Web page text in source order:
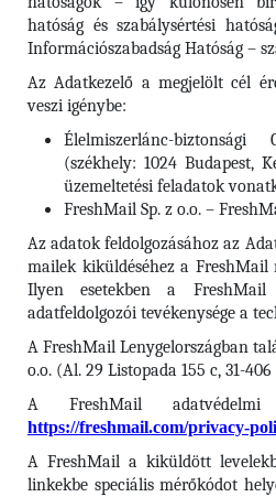
hatóság és szabálysértési
Információszabadság Hatóság –
Az Adatkezelő a megjelölt cél
veszi igénybe:
Élelmiszerlánc-
(székhely: 1024 Budapest,
üzemeltetési feladatok
FreshMail Sp. z o.o. –
Az adatok feldolgozásához az
mailek kiküldéséhez a
Ilyen esetekben a FreshMail
adatfeldolgozói tevékenysége a
A FreshMail Lenygelországban
o.o. (Al. 29 Listopada 155 c, 31-
A FreshMail adatvédelmi
https://freshmail.com/privacy-
A FreshMail a kiküldött
linkekbe speciális mérőkódot